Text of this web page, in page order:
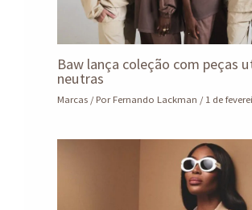
Baw lança coleção com peças
neutras
Marcas / PorFernando Lackman /1 de